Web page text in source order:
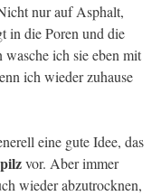
nur auf Asphalt,
in die Poren und die
ich sie eben mit
ich wieder zuhause
eine gute Idee, das
vor. Aber immer
wieder abzutrocknen,